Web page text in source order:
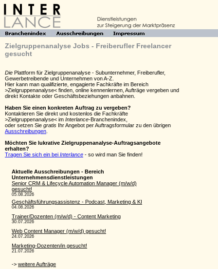
Zielgruppenanalyse Jobs - Freiberufler Freelancer
gesucht
Die Plattform für Zielgruppenanalyse - Subunternehmer, Freiberufler,
Gewerbetreibende und Unternehmen von A-Z.
Hier kann man qualifizierte, engagierte Fachkräfte im Bereich
>Zielgruppenanalyse< finden, online kennenlernen, Aufträge vergeben und
direkt Kontakte oder Geschäftsbeziehungen anbahnen.
Haben Sie einen konkreten Auftrag zu vergeben?
Kontaktieren Sie direkt und kostenlos die Fachkräfte
>Zielgruppenanalyse< im Interlance-Branchenindex,
oder setzen Sie gratis Ihr Angebot per Auftragsformular zu den übrigen
Ausschreibungen
Möchten Sie lukrative Zielgruppenanalyse-Auftragsangebote
erhalten?
Tragen Sie sich ein bei Interlance - so wird man Sie finden!